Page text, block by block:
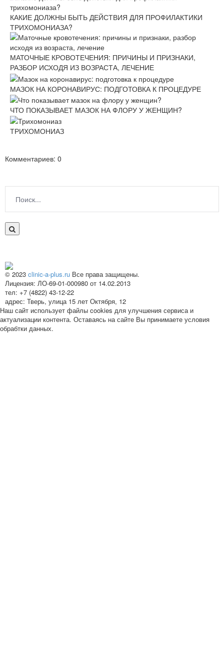
КАКИЕ ДОЛЖНЫ БЫТЬ ДЕЙСТВИЯ ДЛЯ ПРОФИЛАКТИКИ
ТРИХОМОНИАЗА?
МАТОЧНЫЕ КРОВОТЕЧЕНИЯ: ПРИЧИНЫ И ПРИЗНАКИ,
РАЗБОР ИСХОДЯ ИЗ ВОЗРАСТА, ЛЕЧЕНИЕ
МАЗОК НА КОРОНАВИРУС: ПОДГОТОВКА К ПРОЦЕДУРЕ
ЧТО ПОКАЗЫВАЕТ МАЗОК НА ФЛОРУ У ЖЕНЩИН?
ТРИХОМОНИАЗ
Комментариев: 0
© 2023 clinic-a-plus.ru Все права защищены.
Лицензия: ЛО-69-01-000980 от 14.02.2013
тел: +7 (4822) 43-12-22
адрес: Тверь, улица 15 лет Октября, 12
Наш сайт использует файлы cookies для улучшения сервиса и
актуализации контента. Оставаясь на сайте Вы принимаете условия
обрабтки данных.